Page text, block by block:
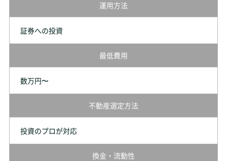
運用方法
証券への投資
最低費用
数万円〜
不動産選定方法
投資のプロが対応
換金・流動性